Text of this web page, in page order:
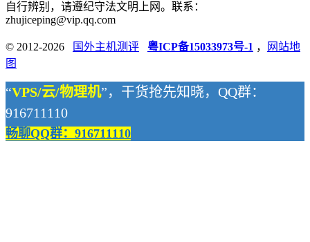
自行辨别，请遵纪守法文明上网。联系：
zhujiceping@vip.qq.com
© 2012-2026 国外主机测评 粤ICP备15033973号-1 ，
网站地
图
“VPS/云/物理机”，干货抢先知晓，QQ群：
916711110
畅聊QQ群：916711110